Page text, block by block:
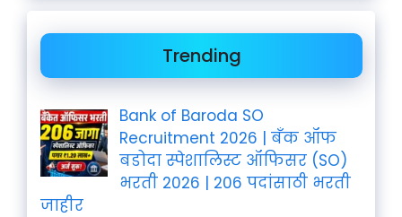
Trending
Bank of Baroda SO
Recruitment 2026 | बँक ऑफ
बडोदा स्पेशालिस्ट ऑफिसर (SO)
भरती 2026 | 206 पदांसाठी भरती
जाहीर